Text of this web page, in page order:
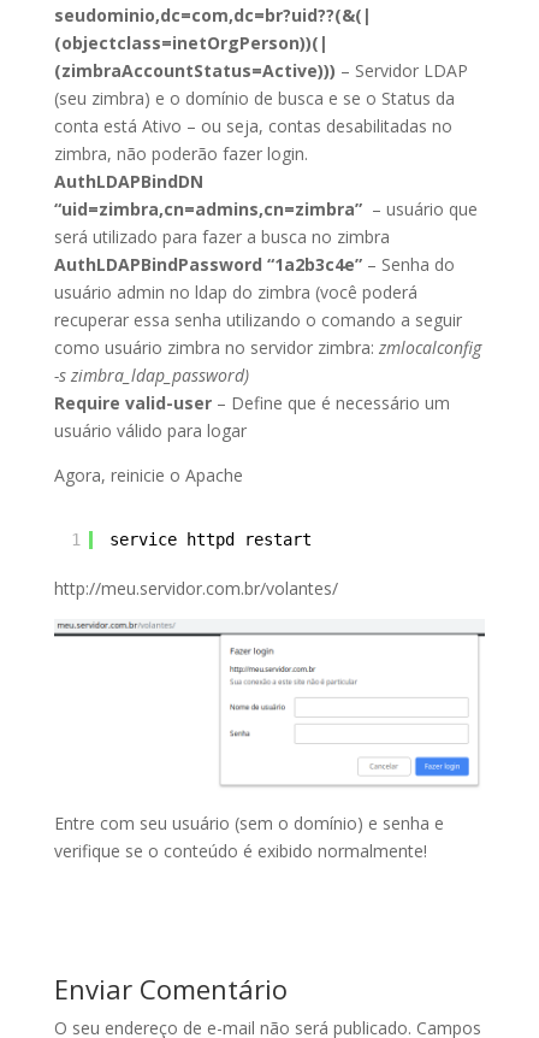
seudominio,dc=com,dc=br?uid??(&(|
(objectclass=inetOrgPerson))(|
(zimbraAccountStatus=Active))) – Servidor LDAP
(seu zimbra) e o domínio de busca e se o Status da
conta está Ativo – ou seja, contas desabilitadas no
zimbra, não poderão fazer login.
AuthLDAPBindDN
“uid=zimbra,cn=admins,cn=zimbra” – usuário que
será utilizado para fazer a busca no zimbra
AuthLDAPBindPassword “1a2b3c4e” – Senha do
usuário admin no ldap do zimbra (você poderá
recuperar essa senha utilizando o comando a seguir
como usuário zimbra no servidor zimbra: zmlocalconfig
-s zimbra_ldap_password)
Require valid-user– Define que é necessário um
usuário válido para logar
Agora, reinicie o Apache
1 service httpd restart
http://meu.servidor.com.br/volantes/
Entre com seu usuário (sem o domínio) e senha e
verifique se o conteúdo é exibido normalmente!
Enviar Comentário
O seu endereço de e-mail não será publicado. Campos